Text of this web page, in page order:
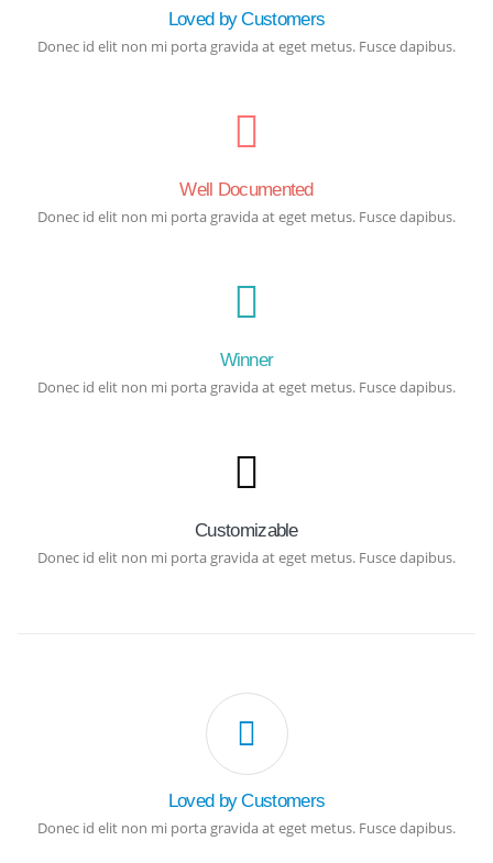
Loved by Customers
Donec id elit non mi porta gravida at eget metus. Fusce dapibus.
Well Documented
Donec id elit non mi porta gravida at eget metus. Fusce dapibus.
Winner
Donec id elit non mi porta gravida at eget metus. Fusce dapibus.
Customizable
Donec id elit non mi porta gravida at eget metus. Fusce dapibus.
Loved by Customers
Donec id elit non mi porta gravida at eget metus. Fusce dapibus.